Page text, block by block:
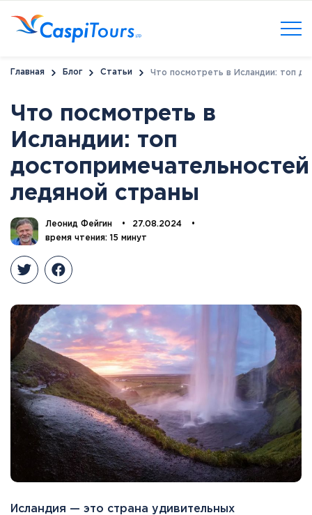
Главная Блог Статьи Что посмотреть в Исландии: топ
Что посмотреть в
Исландии: топ
достопримечательностей
ледяной страны
Леонид Фейгин • 27.08.2024
•
время чтения: 15 минут
Исландия — это страна удивительных